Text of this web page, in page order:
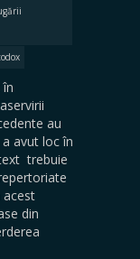
au
avut loc în
trebuie
acest
din